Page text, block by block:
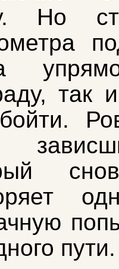
Но
так
пути.